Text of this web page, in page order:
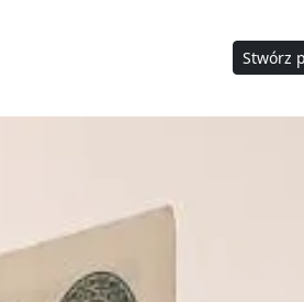
Stwórz